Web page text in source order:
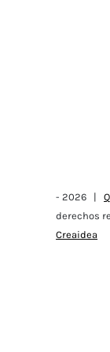
-2026 |
derechos
Creaidea